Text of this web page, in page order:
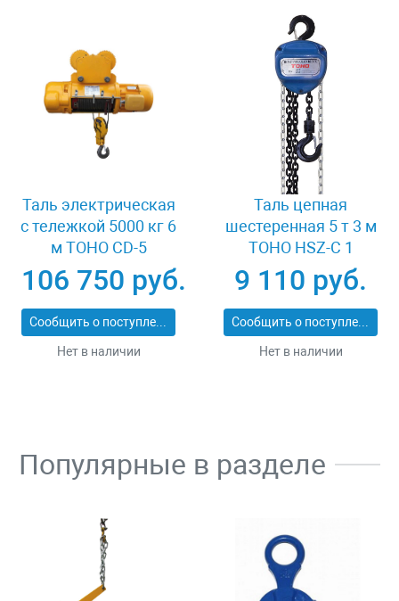
Таль электрическая
с тележкой 5000 кг 6
м TOHO CD-5
106 750 руб.
Сообщить о поступлении
Нет в наличии
Таль цепная
шестеренная 5 т 3 м
TOHO HSZ-C 1
XK33536
9 110 руб.
Сообщить о поступлении
Нет в наличии
Популярные в разделе